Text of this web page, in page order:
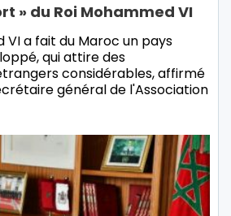
» du Roi Mohammed VI
VI a fait du Maroc un pays
qui attire des
considérables, affirmé
général de l'Association